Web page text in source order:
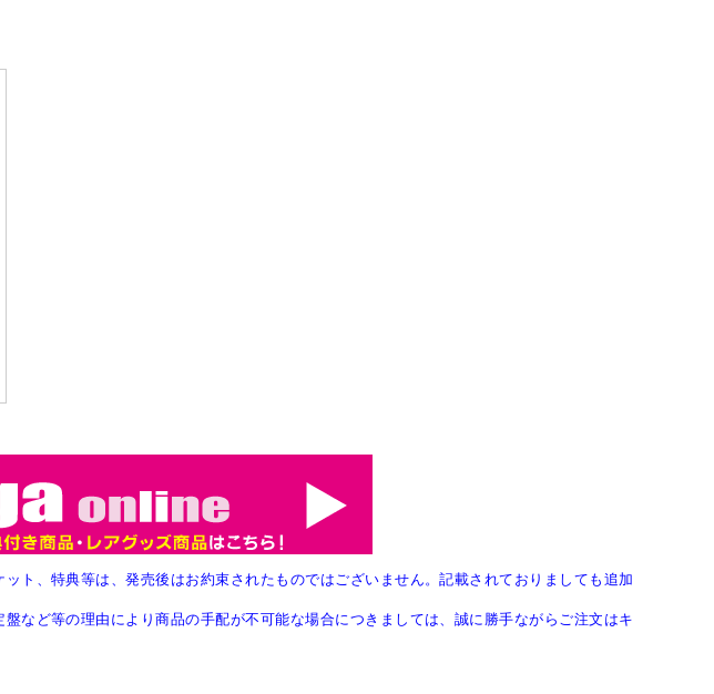
ト、特典等は、発売後はお約束されたものではございません。記載されておりましても追加
など等の理由により商品の手配が不可能な場合につきましては、誠に勝手ながらご注文はキ